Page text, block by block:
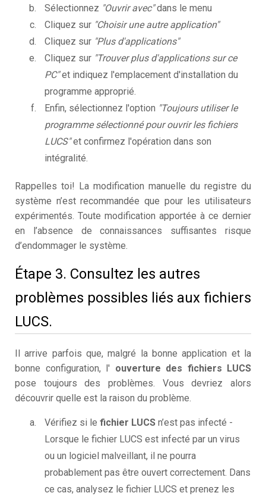
Sélectionnez "Ouvrir avec"dans le menu
Cliquez sur "Choisir une autre application"
Cliquez sur "Plus d'applications"
Cliquez sur "Trouver plus d'applications sur ce
PC"et indiquez l'emplacement d'installation du
programme approprié.
Enfin, sélectionnez l'option "Toujours utiliser le
programme sélectionné pour ouvrir les fichiers
LUCS"et confirmez l'opération dans son
intégralité.
Rappelles toi! La modification manuelle du registre du
système n’est recommandée que pour les utilisateurs
expérimentés. Toute modification apportée à ce dernier
en l’absence de connaissances suffisantes risque
d’endommager le système.
Étape 3. Consultez les autres
problèmes possibles liés aux fichiers
LUCS.
Il arrive parfois que, malgré la bonne application et la
bonne configuration, l' ouverture des fichiers LUCS
pose toujours des problèmes. Vous devriez alors
découvrir quelle est la raison du problème.
Vérifiez si le fichier LUCS n’est pas infecté -
Lorsque le fichier LUCS est infecté par un virus
ou un logiciel malveillant, il ne pourra
probablement pas être ouvert correctement. Dans
ce cas, analysez le fichier LUCS et prenez les